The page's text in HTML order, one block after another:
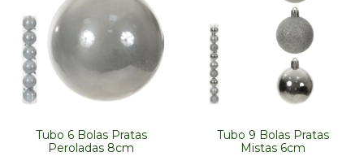
Tubo 6 Bolas Pratas
Peroladas 8cm
Tubo 9 Bolas Pratas
Mistas 6cm